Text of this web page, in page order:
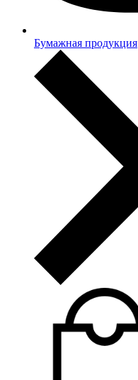
Бумажная продукция